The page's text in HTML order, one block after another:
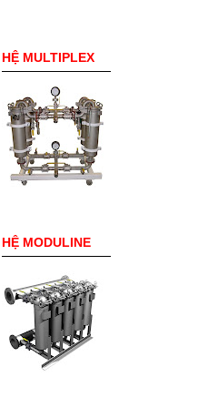
HỆ MULTIPLEX
HỆ MODULINE